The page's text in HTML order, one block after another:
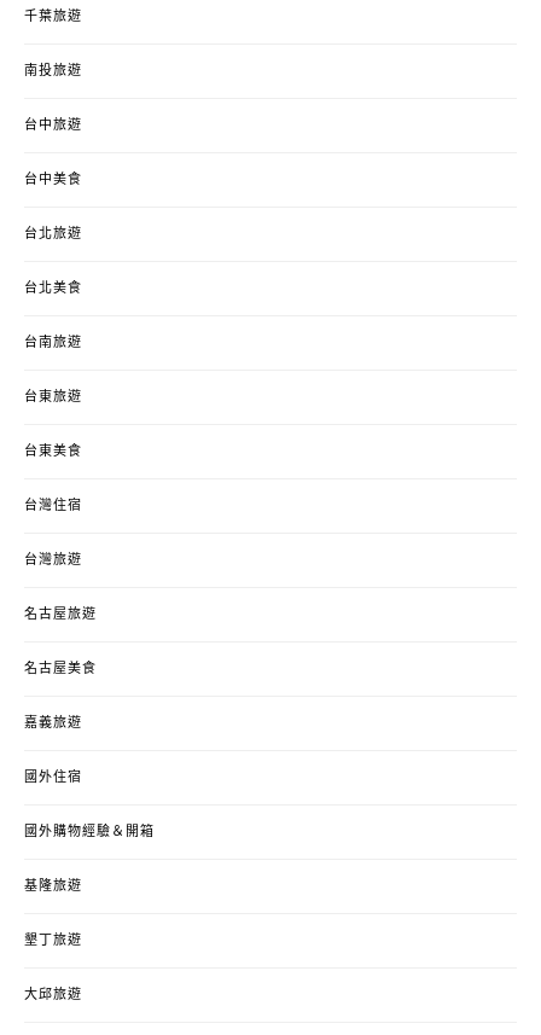
千葉旅遊
南投旅遊
台中旅遊
台中美食
台北旅遊
台北美食
台南旅遊
台東旅遊
台東美食
台灣住宿
台灣旅遊
名古屋旅遊
名古屋美食
嘉義旅遊
國外住宿
國外購物經驗＆開箱
基隆旅遊
墾丁旅遊
大邱旅遊